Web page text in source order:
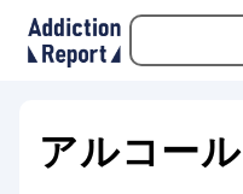
アルコール